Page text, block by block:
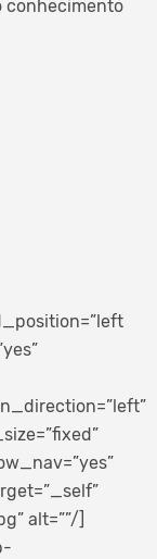
conhecimento
alt=””/]